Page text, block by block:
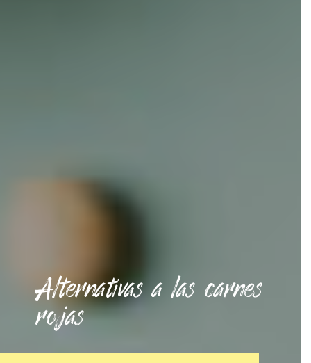
Alternativas a las carnes
rojas